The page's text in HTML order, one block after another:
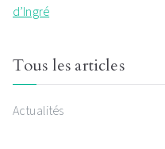
d’Ingré
Tous les articles
Actualités